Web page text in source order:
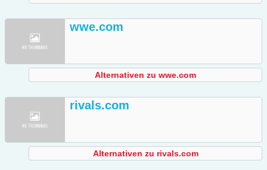
wwe.com
Alternativen zu wwe.com
rivals.com
Alternativen zu rivals.com